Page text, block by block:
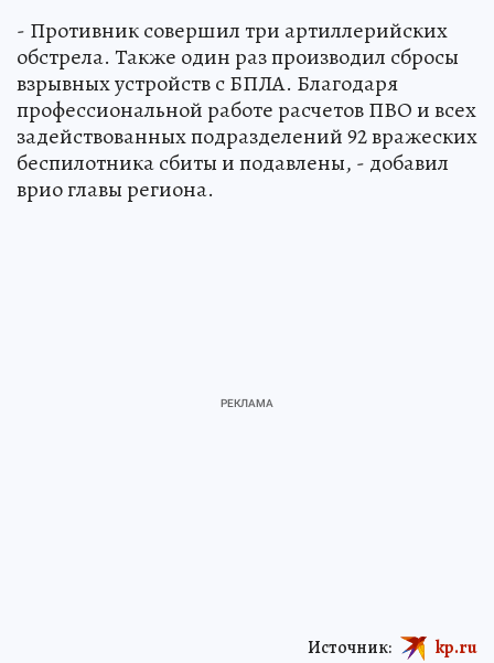
- Противник совершил три артиллерийских
обстрела. Также один раз производил сбросы
взрывных устройств с БПЛА. Благодаря
профессиональной работе расчетов ПВО и всех
задействованных подразделений 92 вражеских
беспилотника сбиты и подавлены, - добавил
врио главы региона.
Источник: kp.ru